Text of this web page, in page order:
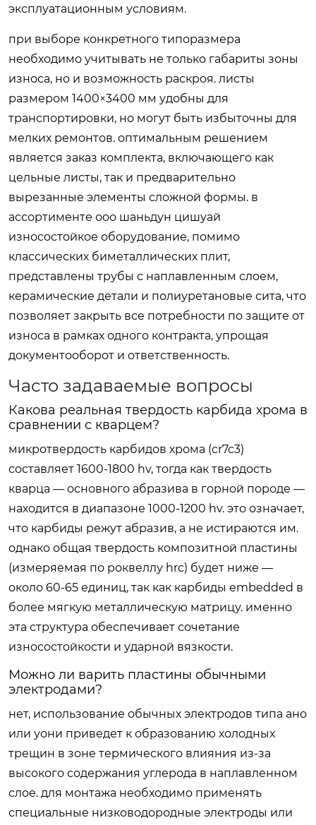
эксплуатационным условиям.
при выборе конкретного типоразмера
необходимо учитывать не только габариты зоны
износа, но и возможность раскроя. листы
размером 1400×3400 мм удобны для
транспортировки, но могут быть избыточны для
мелких ремонтов. оптимальным решением
является заказ комплекта, включающего как
цельные листы, так и предварительно
вырезанные элементы сложной формы. в
ассортименте ооо шаньдун цишуай
износостойкое оборудование, помимо
классических биметаллических плит,
представлены трубы с наплавленным слоем,
керамические детали и полиуретановые сита, что
позволяет закрыть все потребности по защите от
износа в рамках одного контракта, упрощая
документооборот и ответственность.
Часто задаваемые вопросы
Какова реальная твердость карбида хрома в
сравнении с кварцем?
микротвердость карбидов хрома (cr7c3)
составляет 1600-1800 hv, тогда как твердость
кварца — основного абразива в горной породе —
находится в диапазоне 1000-1200 hv. это означает,
что карбиды режут абразив, а не истираются им.
однако общая твердость композитной пластины
(измеряемая по роквеллу hrc) будет ниже —
около 60-65 единиц, так как карбиды embedded в
более мягкую металлическую матрицу. именно
эта структура обеспечивает сочетание
износостойкости и ударной вязкости.
Можно ли варить пластины обычными
электродами?
нет, использование обычных электродов типа ано
или уони приведет к образованию холодных
трещин в зоне термического влияния из-за
высокого содержания углерода в наплавленном
слое. для монтажа необходимо применять
специальные низководородные электроды или